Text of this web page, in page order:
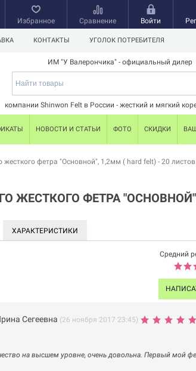
Избранное Сравнение Войти
КОНТАКТЫ УГОЛОК ПОТРЕБИТЕЛЯ
ИМ "У Валерончика" - официальный дилер
компании Shinwon Felt в России - жесткий и мягкий
НОВОСТИ И СТАТЬИ ФОТО СКИДКИ
жесткого фетра "Основной", 1,2мм ( hard felt) - 20 листов
ЖЕСТКОГО ФЕТРА
ХАРАКТЕРИСТИКИ
Средний
Сегеевна (26 ноября 2017 23:45)
на высшем уровне, очень довольна. Первый мой